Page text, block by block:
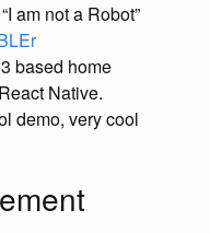
am not a Robot”
based home
Native.
demo, very cool